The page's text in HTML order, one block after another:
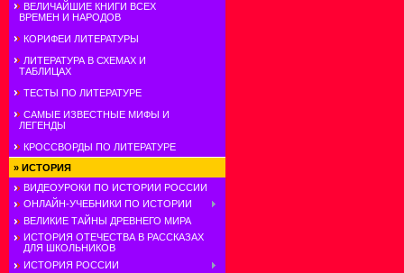
ВЕЛИЧАЙШИЕ КНИГИ ВСЕХ
ВРЕМЕН И НАРОДОВ
КОРИФЕИ ЛИТЕРАТУРЫ
ЛИТЕРАТУРА В СХЕМАХ И
ТАБЛИЦАХ
ТЕСТЫ ПО ЛИТЕРАТУРЕ
САМЫЕ ИЗВЕСТНЫЕ МИФЫ И
ЛЕГЕНДЫ
КРОССВОРДЫ ПО ЛИТЕРАТУРЕ
» ИСТОРИЯ
ВИДЕОУРОКИ ПО ИСТОРИИ РОССИИ
ОНЛАЙН-УЧЕБНИКИ ПО ИСТОРИИ
ВЕЛИКИЕ ТАЙНЫ ДРЕВНЕГО МИРА
ИСТОРИЯ ОТЕЧЕСТВА В РАССКАЗАХ
ДЛЯ ШКОЛЬНИКОВ
ИСТОРИЯ РОССИИ